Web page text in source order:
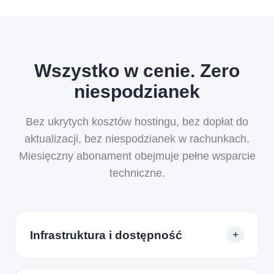
Wszystko w cenie. Zero
niespodzianek
Bez ukrytych kosztów hostingu, bez dopłat do
aktualizacji, bez niespodzianek w rachunkach.
Miesięczny abonament obejmuje pełne wsparcie
techniczne.
Infrastruktura i dostępność +